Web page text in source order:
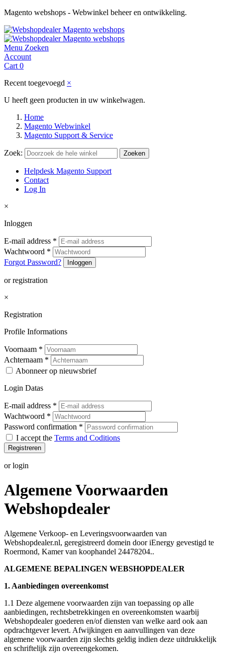
Magento webshops - Webwinkel beheer en ontwikkeling.
Menu Zoeken
Account
Cart 0
Recent toegevoegd ×
U heeft geen producten in uw winkelwagen.
Home
Magento Webwinkel
Magento Support & Service
Zoek: Zoeken
Helpdesk Magento Support
Contact
Log In
×
Inloggen
E-mail address *
Wachtwoord *
Forgot Password?
Inloggen
or registration
×
Registration
Profile Informations
Voornaam *
Achternaam *
Abonneer op nieuwsbrief
Login Datas
E-mail address *
Wachtwoord *
Password confirmation *
I accept the Terms and Coditions
Registreren
or login
Algemene Voorwaarden
Webshopdealer
Algemene Verkoop- en Leveringsvoorwaarden van
Webshopdealer.nl, geregistreerd domein door iEnergy gevestigd te
Roermond, Kamer van koophandel 24478204..
ALGEMENE BEPALINGEN WEBSHOPDEALER
1. Aanbiedingen overeenkomst
1.1 Deze algemene voorwaarden zijn van toepassing op alle
aanbiedingen, rechtsbetrekkingen en overeenkomsten waarbij
Webshopdealer goederen en/of diensten van welke aard ook aan
opdrachtgever levert. Afwijkingen en aanvullingen van deze
algemene voorwaarden zijn slechts geldig indien deze uitdrukkelijk
en schriftelijk zijn overeengekomen.